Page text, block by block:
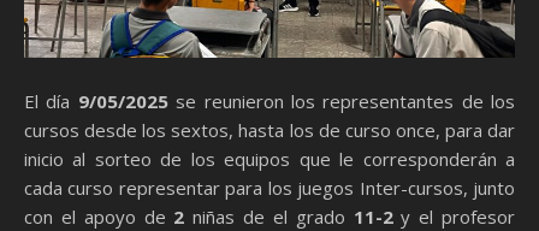
El día 9/05/2025se reunieron los representantes de los
cursos desde los sextos, hasta los de curso once, para dar
inicio al sorteo de los equipos que le corresponderán a
cada curso representar para los juegos Inter-cursos, junto
con el apoyo de 2niñas de el grado 11-2y el profesor